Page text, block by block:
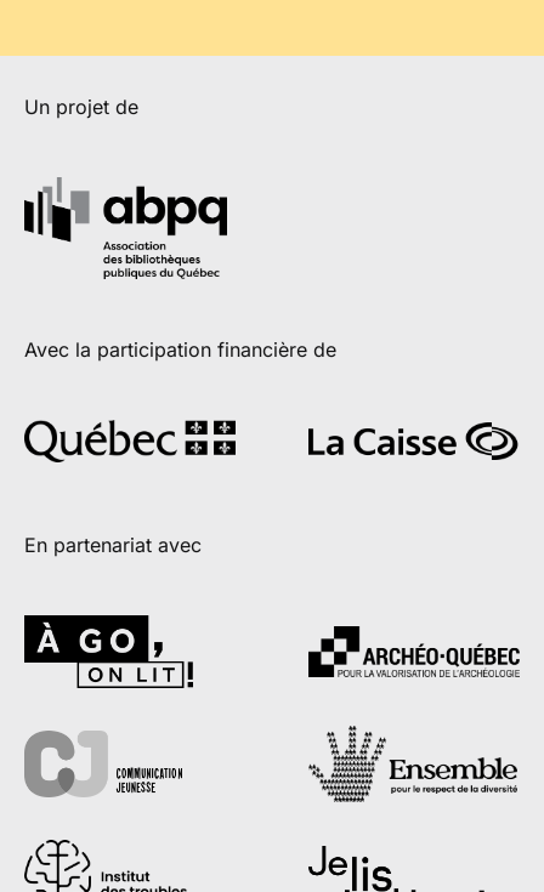
Un projet de
Avec la participation financière de
En partenariat avec